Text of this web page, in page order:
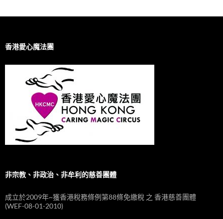
香港愛心魔法團
非宗教、非政治、非牟利的慈善團體
成立於2009年~獲香港稅務條例第88條免繳稅 之 香港慈善團體
(WEF-08-01-2010)